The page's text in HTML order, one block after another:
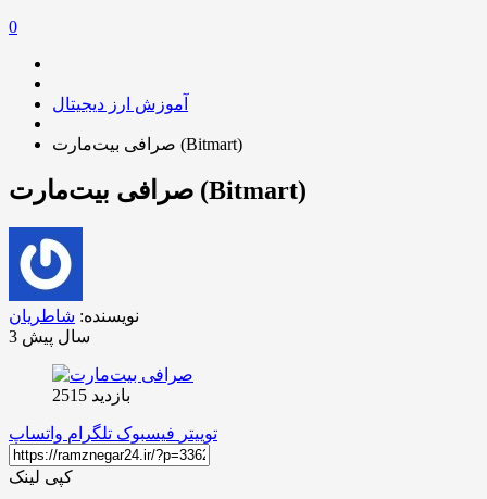
0
آموزش ارز دیجیتال
صرافی بیت‌مارت (Bitmart)
صرافی بیت‌مارت (Bitmart)
نویسنده: شاطریان
3 سال پیش
بازدید 2515
توییتر فیسبوک تلگرام واتساپ
کپی لینک